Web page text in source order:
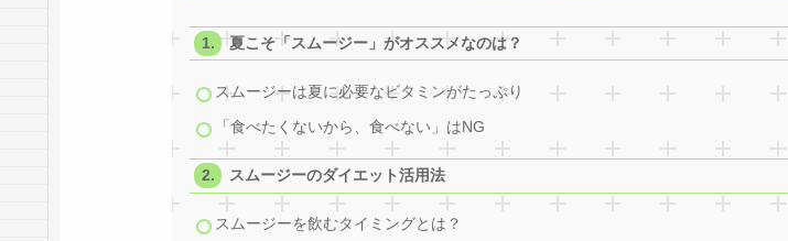
夏こそ「スムージー」がオススメなのは？
スムージーは夏に必要なビタミンがたっぷり
「食べたくないから、食べない」はNG
スムージーのダイエット活用法
スムージーを飲むタイミングとは？